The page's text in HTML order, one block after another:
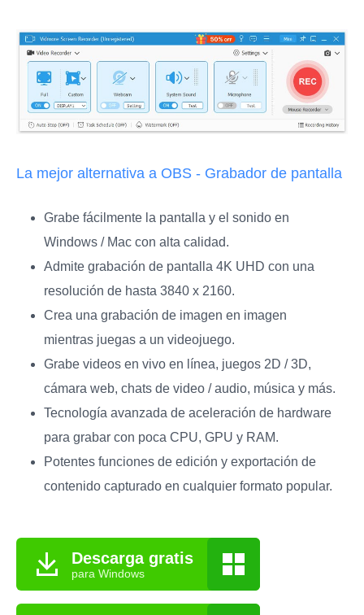
La mejor alternativa a OBS - Grabador de pantalla
Grabe fácilmente la pantalla y el sonido en
Windows / Mac con alta calidad.
Admite grabación de pantalla 4K UHD con una
resolución de hasta 3840 x 2160.
Crea una grabación de imagen en imagen
mientras juegas a un videojuego.
Grabe videos en vivo en línea, juegos 2D / 3D,
cámara web, chats de video / audio, música y más.
Tecnología avanzada de aceleración de hardware
para grabar con poca CPU, GPU y RAM.
Potentes funciones de edición y exportación de
contenido capturado en cualquier formato popular.
Descarga gratis
para Windows